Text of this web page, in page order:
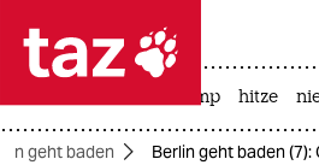
 taz zahl ich
taz zahl ich
usa unter trump hitze
geht baden Berlin geht baden